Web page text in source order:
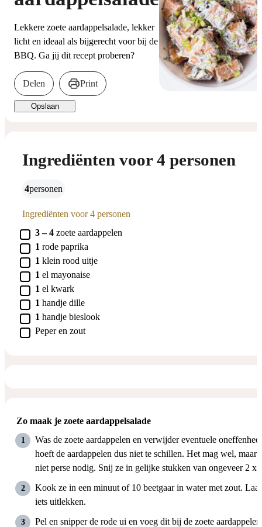
Lekkere zoete aardappelsalade, lekker
licht en ideaal als bijgerecht voor bij de
BBQ. Ga jij dit recept proberen?
Delen Print
Opslaan
Ingrediënten voor 4 personen
4 personen
Ingrediënten voor 4 personen
▢
3 – 4 zoete aardappelen
▢
1 rode paprika
▢
1 klein rood uitje
▢
1 el mayonaise
▢
1 el kwark
▢
1 handje dille
▢
1 handje bieslook
▢
Peper en zout
Zo maak je zoete aardappelsalade
Was de zoete aardappelen en verwijder eventuele
hoeft de aardappelen dus niet te schillen. Het mag wel, maar
niet perse nodig. Snij ze in gelijke stukken van ongeveer 2 x
Kook ze in een minuut of 10 beetgaar in water met zout.
iets uitlekken.
Pel en snipper de rode ui en voeg dit bij de zoete